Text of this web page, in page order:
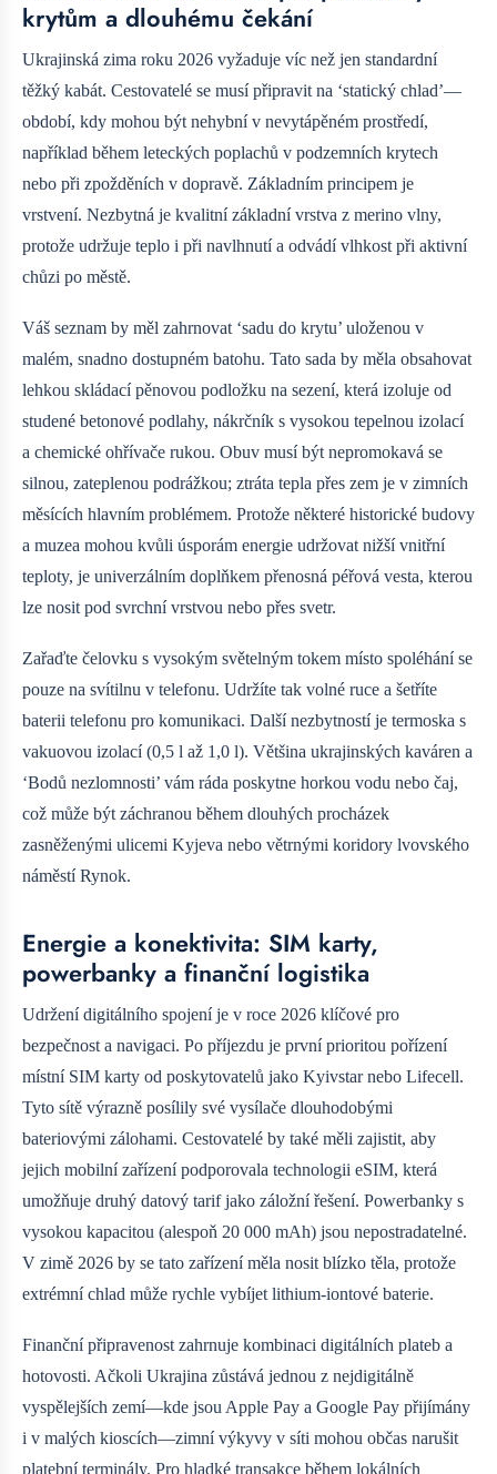
krytům a dlouhému čekání
Ukrajinská zima roku 2026 vyžaduje víc než jen standardní
těžký kabát. Cestovatelé se musí připravit na ‘statický chlad’—
období, kdy mohou být nehybní v nevytápěném prostředí,
například během leteckých poplachů v podzemních krytech
nebo při zpožděních v dopravě. Základním principem je
vrstvení. Nezbytná je kvalitní základní vrstva z merino vlny,
protože udržuje teplo i při navlhnutí a odvádí vlhkost při aktivní
chůzi po městě.
Váš seznam by měl zahrnovat ‘sadu do krytu’ uloženou v
malém, snadno dostupném batohu. Tato sada by měla obsahovat
lehkou skládací pěnovou podložku na sezení, která izoluje od
studené betonové podlahy, nákrčník s vysokou tepelnou izolací
a chemické ohřívače rukou. Obuv musí být nepromokavá se
silnou, zateplenou podrážkou; ztráta tepla přes zem je v zimních
měsících hlavním problémem. Protože některé historické budovy
a muzea mohou kvůli úsporám energie udržovat nižší vnitřní
teploty, je univerzálním doplňkem přenosná péřová vesta, kterou
lze nosit pod svrchní vrstvou nebo přes svetr.
Zařaďte čelovku s vysokým světelným tokem místo spoléhání se
pouze na svítilnu v telefonu. Udržíte tak volné ruce a šetříte
baterii telefonu pro komunikaci. Další nezbytností je termoska s
vakuovou izolací (0,5 l až 1,0 l). Většina ukrajinských kaváren a
‘Bodů nezlomnosti’ vám ráda poskytne horkou vodu nebo čaj,
což může být záchranou během dlouhých procházek
zasněženými ulicemi Kyjeva nebo větrnými koridory lvovského
náměstí Rynok.
Energie a konektivita: SIM karty,
powerbanky a finanční logistika
Udržení digitálního spojení je v roce 2026 klíčové pro
bezpečnost a navigaci. Po příjezdu je první prioritou pořízení
místní SIM karty od poskytovatelů jako Kyivstar nebo Lifecell.
Tyto sítě výrazně posílily své vysílače dlouhodobými
bateriovými zálohami. Cestovatelé by také měli zajistit, aby
jejich mobilní zařízení podporovala technologii eSIM, která
umožňuje druhý datový tarif jako záložní řešení. Powerbanky s
vysokou kapacitou (alespoň 20 000 mAh) jsou nepostradatelné.
V zimě 2026 by se tato zařízení měla nosit blízko těla, protože
extrémní chlad může rychle vybíjet lithium-iontové baterie.
Finanční připravenost zahrnuje kombinaci digitálních plateb a
hotovosti. Ačkoli Ukrajina zůstává jednou z nejdigitálně
vyspělejších zemí—kde jsou Apple Pay a Google Pay přijímány
i v malých kioscích—zimní výkyvy v síti mohou občas narušit
platební terminály. Pro hladké transakce během lokálních